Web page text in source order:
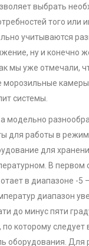
выбрать
того или
учитываются
ну и конечно
мы уже отмечали,
морозильные
системы.
модельно
для работы в
для
В первом
в диапазоне -5
диапазон
до минус пяти
которому следует
оборудования. Для